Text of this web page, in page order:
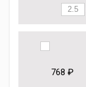
768 ₽